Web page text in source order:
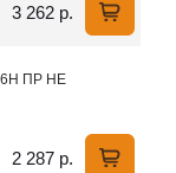
3 262 р.
6Н ПР НЕ
2 287 р.